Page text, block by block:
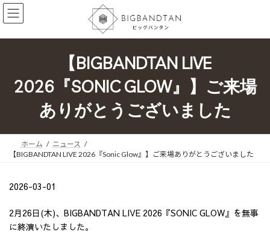
コ
ン
ン
ナ
ビ
ー
【BIGBANDTAN LIVE
2026『SONIC GLOW』】ご来場
ありがとうございました
ホーム
ニュース
【BIGBANDTAN LIVE 2026『Sonic Glow』】ご来場ありがとうございました
2026-03-01
2月26日(木)、BIGBANDTAN LIVE 2026『SONIC GLOW』を無事
に終演いたしました。